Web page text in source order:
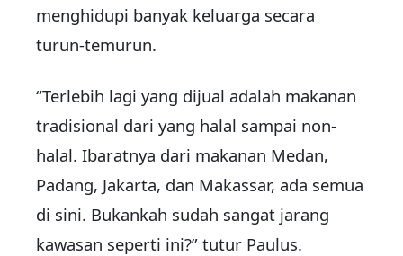
menghidupi banyak keluarga secara
turun-temurun.
“Terlebih lagi yang dijual adalah makanan
tradisional dari yang halal sampai non-
halal. Ibaratnya dari makanan Medan,
Padang, Jakarta, dan Makassar, ada semua
di sini. Bukankah sudah sangat jarang
kawasan seperti ini?” tutur Paulus.